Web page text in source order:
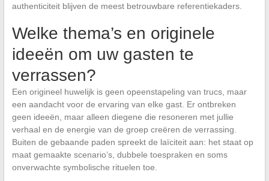
authenticiteit blijven de meest betrouwbare referentiekaders.
Welke thema’s en originele
ideeën om uw gasten te
verrassen?
Een origineel huwelijk is geen opeenstapeling van trucs, maar
een aandacht voor de ervaring van elke gast. Er ontbreken
geen ideeën, maar alleen diegene die resoneren met jullie
verhaal en de energie van de groep creëren de verrassing.
Buiten de gebaande paden spreekt de laïciteit aan: het staat op
maat gemaakte scenario’s, dubbele toespraken en soms
onverwachte symbolische rituelen toe.